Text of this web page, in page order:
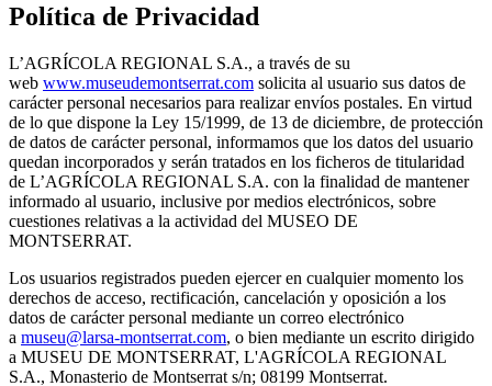
Política de Privacidad
L’AGRÍCOLA REGIONAL S.A., a través de su
web www.museudemontserrat.com solicita al usuario sus datos de
carácter personal necesarios para realizar envíos postales. En virtud
de lo que dispone la Ley 15/1999, de 13 de diciembre, de protección
de datos de carácter personal, informamos que los datos del usuario
quedan incorporados y serán tratados en los ficheros de titularidad
de L’AGRÍCOLA REGIONAL S.A. con la finalidad de mantener
informado al usuario, inclusive por medios electrónicos, sobre
cuestiones relativas a la actividad del MUSEO DE
MONTSERRAT.
Los usuarios registrados pueden ejercer en cualquier momento los
derechos de acceso, rectificación, cancelación y oposición a los
datos de carácter personal mediante un correo electrónico
a museu@larsa-montserrat.com, o bien mediante un escrito dirigido
a MUSEU DE MONTSERRAT, L'AGRÍCOLA REGIONAL
S.A., Monasterio de Montserrat s/n; 08199 Montserrat.